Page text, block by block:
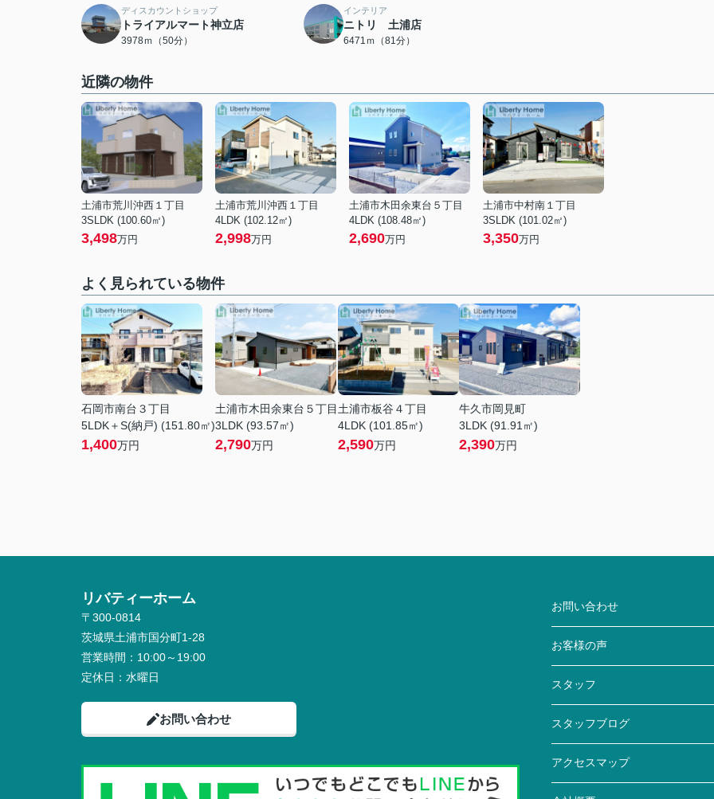
ディスカウントショップ
トライアルマート神立店
3978ｍ（50分）
インテリア
ニトリ 土浦店
6471ｍ（81分）
近隣の物件
土浦市荒川沖西１丁目
3SLDK (100.60㎡)
3,498万円
土浦市荒川沖西１丁目
4LDK (102.12㎡)
2,998万円
土浦市木田余東台５丁目
4LDK (108.48㎡)
2,690万円
土浦市中村南１丁目
3SLDK (101.02㎡)
3,350万円
よく見られている物件
石岡市南台３丁目
5LDK＋S(納戸) (151.80㎡)
1,400万円
土浦市木田余東台５丁目
3LDK (93.57㎡)
2,790万円
土浦市板谷４丁目
4LDK (101.85㎡)
2,590万円
牛久市岡見町
3LDK (91.91㎡)
2,390万円
リバティーホーム
〒300-0814
茨城県土浦市国分町1-28
営業時間： 10:00～19:00
定休日： 水曜日
お問い合わせ
お問い合わせ
お客様の声
スタッフ
スタッフブログ
アクセスマップ